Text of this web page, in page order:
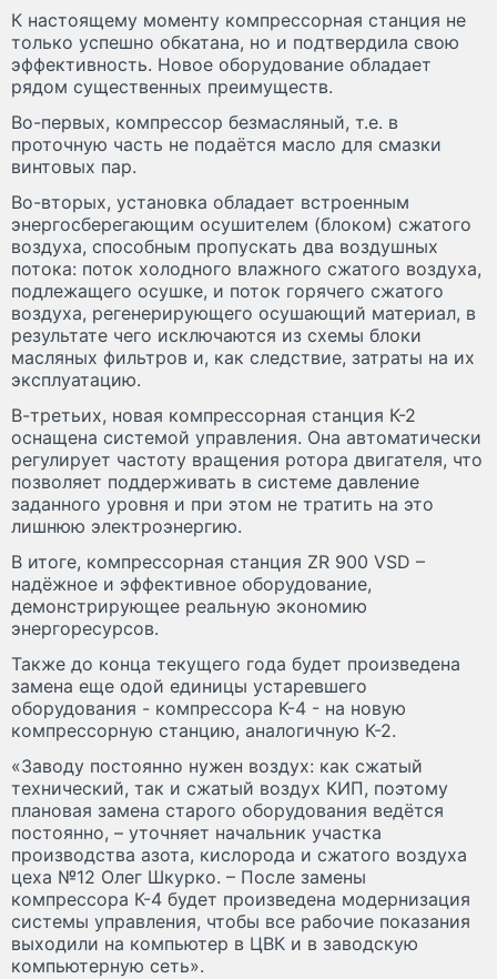
К настоящему моменту компрессорная станция не
только успешно обкатана, но и подтвердила свою
эффективность. Новое оборудование обладает
рядом существенных преимуществ.
Во-первых, компрессор безмасляный, т.е. в
проточную часть не подаётся масло для смазки
винтовых пар.
Во-вторых, установка обладает встроенным
энергосберегающим осушителем (блоком) сжатого
воздуха, способным пропускать два воздушных
потока: поток холодного влажного сжатого воздуха,
подлежащего осушке, и поток горячего сжатого
воздуха, регенерирующего осушающий материал, в
результате чего исключаются из схемы блоки
масляных фильтров и, как следствие, затраты на их
эксплуатацию.
В-третьих, новая компрессорная станция К-2
оснащена системой управления. Она автоматически
регулирует частоту вращения ротора двигателя, что
позволяет поддерживать в системе давление
заданного уровня и при этом не тратить на это
лишнюю электроэнергию.
В итоге, компрессорная станция ZR 900 VSD –
надёжное и эффективное оборудование,
демонстрирующее реальную экономию
энергоресурсов.
Также до конца текущего года будет произведена
замена еще одой единицы устаревшего
оборудования - компрессора К-4 - на новую
компрессорную станцию, аналогичную К-2.
«Заводу постоянно нужен воздух: как сжатый
технический, так и сжатый воздух КИП, поэтому
плановая замена старого оборудования ведётся
постоянно, – уточняет начальник участка
производства азота, кислорода и сжатого воздуха
цеха №12 Олег Шкурко. – После замены
компрессора К-4 будет произведена модернизация
системы управления, чтобы все рабочие показания
выходили на компьютер в ЦВК и в заводскую
компьютерную сеть».